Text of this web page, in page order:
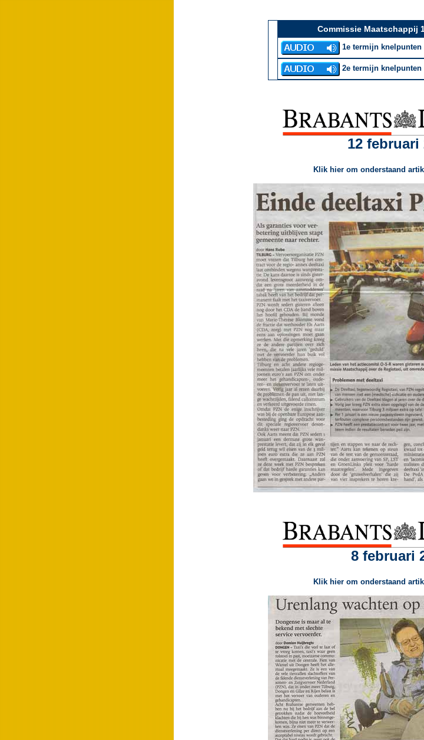
Commissie Maatschappij
1e termijn
2e termijn
12 februari
Klik hier om onderstaand
8 februari
Klik hier om onderstaand